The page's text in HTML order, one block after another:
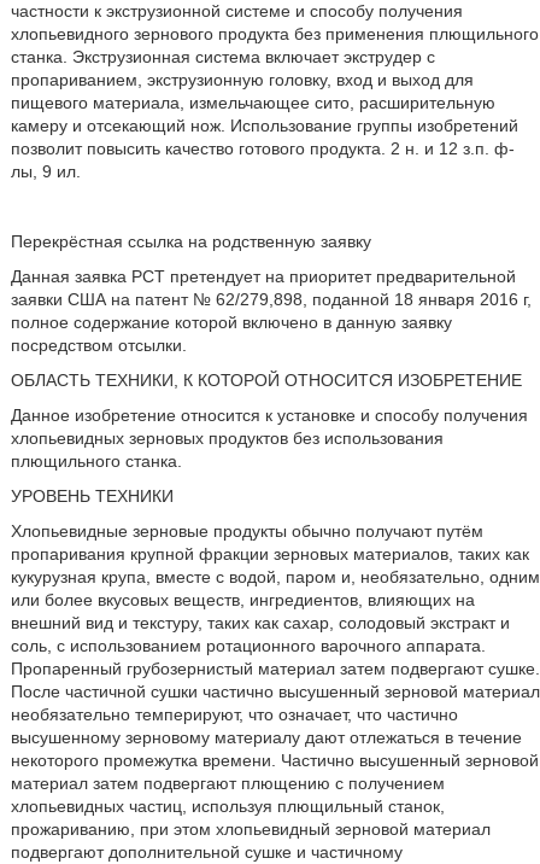
частности к экструзионной системе и способу получения
хлопьевидного зернового продукта без применения плющильного
станка. Экструзионная система включает экструдер с
пропариванием, экструзионную головку, вход и выход для
пищевого материала, измельчающее сито, расширительную
камеру и отсекающий нож. Использование группы изобретений
позволит повысить качество готового продукта. 2 н. и 12 з.п. ф-
лы, 9 ил.
Перекрёстная ссылка на родственную заявку
Данная заявка PCT претендует на приоритет предварительной
заявки США на патент № 62/279,898, поданной 18 января 2016 г,
полное содержание которой включено в данную заявку
посредством отсылки.
ОБЛАСТЬ ТЕХНИКИ, К КОТОРОЙ ОТНОСИТСЯ ИЗОБРЕТЕНИЕ
Данное изобретение относится к установке и способу получения
хлопьевидных зерновых продуктов без использования
плющильного станка.
УРОВЕНЬ ТЕХНИКИ
Хлопьевидные зерновые продукты обычно получают путём
пропаривания крупной фракции зерновых материалов, таких как
кукурузная крупа, вместе с водой, паром и, необязательно, одним
или более вкусовых веществ, ингредиентов, влияющих на
внешний вид и текстуру, таких как сахар, солодовый экстракт и
соль, с использованием ротационного варочного аппарата.
Пропаренный грубозернистый материал затем подвергают сушке.
После частичной сушки частично высушенный зерновой материал
необязательно темперируют, что означает, что частично
высушенному зерновому материалу дают отлежаться в течение
некоторого промежутка времени. Частично высушенный зерновой
материал затем подвергают плющению с получением
хлопьевидных частиц, используя плющильный станок,
прожариванию, при этом хлопьевидный зерновой материал
подвергают дополнительной сушке и частичному